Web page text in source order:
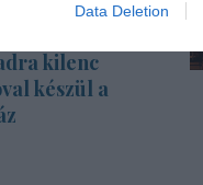
Data Deletion
kilenc
készül a